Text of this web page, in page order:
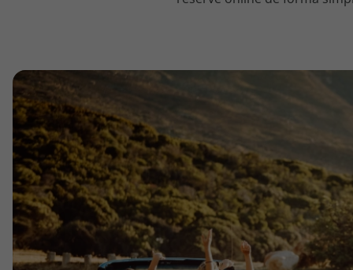
topatlantico@topatlantico.com